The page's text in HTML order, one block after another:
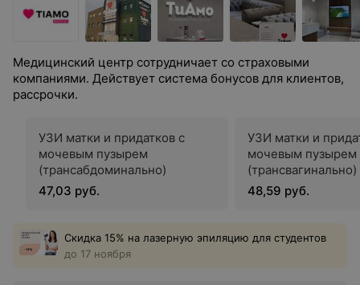
Медицинский центр сотрудничает со страховыми
компаниями. Действует система бонусов для клиентов,
рассрочки.
УЗИ матки и придатков с
мочевым пузырем
(трансабдоминально)
47,03 руб.
УЗИ матки и
мочевым пузырем
(трансвагинально)
48,59 руб.
Скидка 15% на лазерную эпиляцию для студентов
до 17 ноября